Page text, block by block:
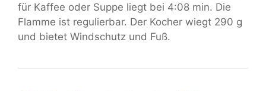
für Kaffee oder Suppe liegt bei 4:08 min. Die
Flamme ist regulierbar. Der Kocher wiegt 290 g
und bietet Windschutz und Fuß.